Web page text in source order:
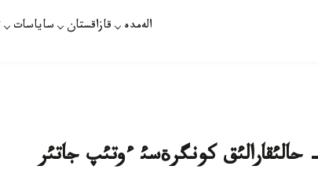
الەمدە قازاقستان ساياسات